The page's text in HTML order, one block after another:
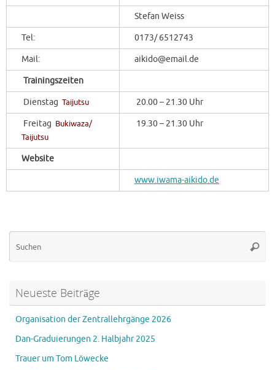
Stefan Weiss
Tel: 0173/ 6512743
Mail: aikido@email.de
Trainingszeiten
Dienstag Taijutsu 20.00 – 21.30 Uhr
Freitag Bukiwaza/
Taijutsu
19.30 – 21.30 Uhr
Website
www.iwama-aikido.de
Neueste Beiträge
Organisation der Zentrallehrgänge 2026
Dan-Graduierungen 2. Halbjahr 2025
Trauer um Tom Löwecke